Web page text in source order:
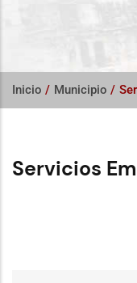
Inicio / Municipio /
Servicios